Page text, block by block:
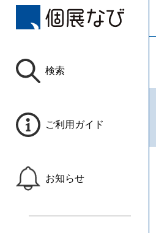
検索
ご利用ガイド
お知らせ